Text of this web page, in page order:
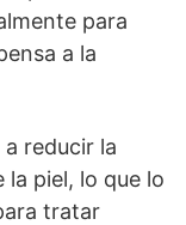
para
a la
reducir la
piel, lo que lo
tratar